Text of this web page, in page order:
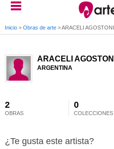
Inicio > Obras de arte >ARACELI AGOSTONI
ARACELI AGOSTONI
ARGENTINA
2
OBRAS
0
COLECCIONES
¿Te gusta este artista?